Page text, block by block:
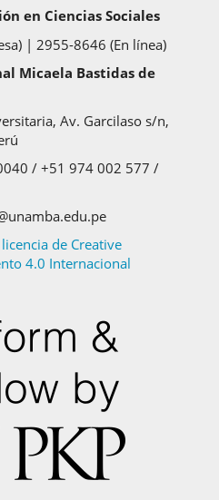
en Ciencias Sociales
| 2955-8646 (En línea)
Micaela Bastidas de
Av. Garcilaso s/n,
/ +51 974 002 577 /
licencia de Creative
4.0 Internacional